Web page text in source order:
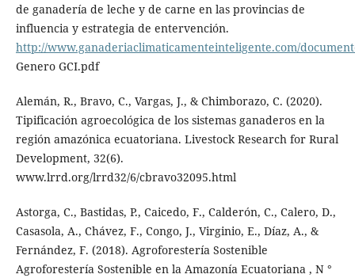
de ganadería de leche y de carne en las provincias de
influencia y estrategia de entervención.
http://www.ganaderiaclimaticamenteinteligente.com/
Genero GCI.pdf
Alemán, R., Bravo, C., Vargas, J., & Chimborazo, C. (2020).
Tipificación agroecológica de los sistemas ganaderos en la
región amazónica ecuatoriana. Livestock Research for Rural
Development, 32(6).
www.lrrd.org/lrrd32/6/cbravo32095.html
Astorga, C., Bastidas, P., Caicedo, F., Calderón, C., Calero, D.,
Casasola, A., Chávez, F., Congo, J., Virginio, E., Díaz, A., &
Fernández, F. (2018). Agroforestería Sostenible
Agroforestería Sostenible en la Amazonía Ecuatoriana , N °